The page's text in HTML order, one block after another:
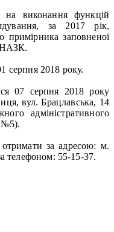
на виконання функцій
за 2017 рік,
примірника заповненої
НАЗК.
серпня 2018 року.
07 серпня 2018 року
вул. Брацлавська, 14
адміністративного
№5).
за адресою: м.
телефоном: 55-15-37.